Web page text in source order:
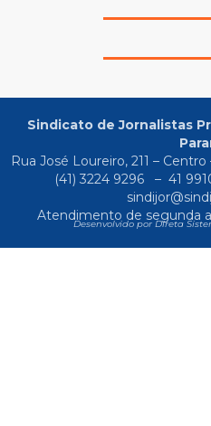
Sindicato de Jornalistas
Rua José Loureiro, 211 –
(41) 3224 9296
– 41
Atendimento de segunda
Desenvolvido por Direta